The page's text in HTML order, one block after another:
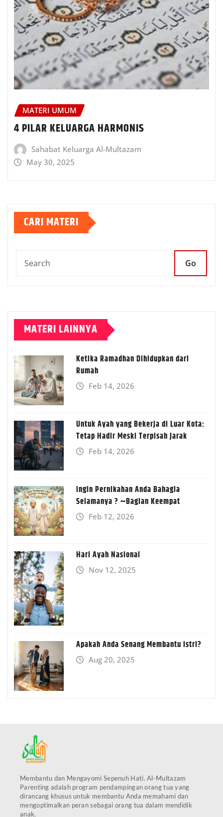
MATERI UMUM
4 PILAR KELUARGA HARMONIS
Sahabat Keluarga Al-Multazam
May 30, 2025
CARI MATERI
Go
MATERI LAINNYA
Ketika Ramadhan Dihidupkan dari
Rumah
Feb 14, 2026
Untuk Ayah yang Bekerja di Luar Kota:
Tetap Hadir Meski Terpisah Jarak
Feb 14, 2026
Ingin Pernikahan Anda Bahagia
Selamanya ? ~Bagian Keempat
Feb 12, 2026
Hari Ayah Nasional
Nov 12, 2025
Apakah Anda Senang Membantu Istri?
Aug 20, 2025
Membantu dan Mengayomi Sepenuh Hati. Al-Multazam
Parenting adalah program pendampingan orang tua yang
dirancang khusus untuk membantu Anda memahami dan
mengoptimalkan peran sebagai orang tua dalam mendidik
anak.